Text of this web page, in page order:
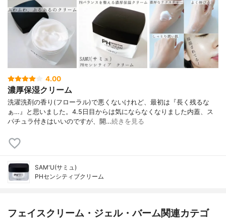
4.00
濃厚保湿クリーム
洗濯洗剤の香り(フローラル)で悪くないけれど、最初は『長く残るな
ぁ…』と思いました。4.5日目からは気にならなくなりました内蓋、ス
パチュラ付きはいいのですが、開…続きを見る
SAM'U(サミュ)
PHセンシティブクリーム
フェイスクリーム・ジェル・バーム関連カテゴ